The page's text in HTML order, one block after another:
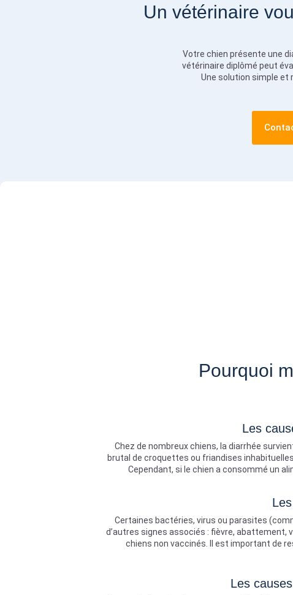
Un vétérinaire
Votre chien présente une
vétérinaire diplômé peut
Une solution simple et
Pourquoi
Les
Chez de nombreux chiens, la diarrhée
brutal de croquettes ou friandises
Cependant, si le chien a consommé un
Certaines bactéries, virus ou parasites
d’autres signes associés : fièvre,
chiens non vaccinés. Il est important de
Les